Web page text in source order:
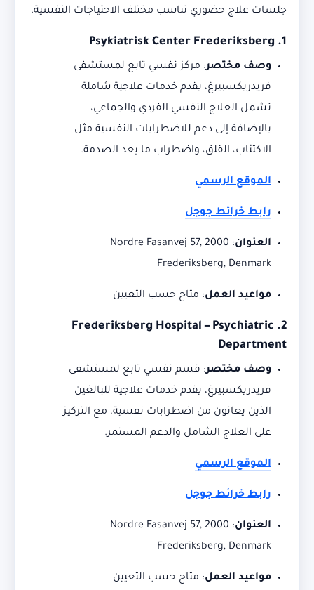
جلسات علاج حضوري تناسب مختلف الاحتياجات النفسية.
1.
Psykiatrisk Center Frederiksberg
وصف مختصر: مركز نفسي تابع لمستشفى
فريدريكسبيرغ، يقدم خدمات علاجية شاملة
تشمل العلاج النفسي الفردي والجماعي،
بالإضافة إلى دعم للاضطرابات النفسية مثل
الاكتئاب، القلق، واضطراب ما بعد الصدمة.
الموقع الرسمي
رابط خرائط جوجل
العنوان:
Nordre Fasanvej 57, 2000
Frederiksberg, Denmark
مواعيد العمل: متاح حسب التعيين
2.
Frederiksberg Hospital – Psychiatric
Department
وصف مختصر: قسم نفسي تابع لمستشفى
فريدريكسبيرغ، يقدم خدمات علاجية للبالغين
الذين يعانون من اضطرابات نفسية، مع التركيز
على العلاج الشامل والدعم المستمر.
الموقع الرسمي
رابط خرائط جوجل
العنوان:
Nordre Fasanvej 57, 2000
Frederiksberg, Denmark
مواعيد العمل: متاح حسب التعيين